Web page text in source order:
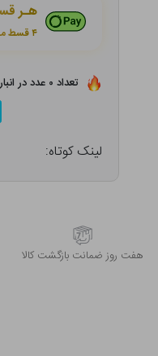
هـر
۴ قسط مــاهـانـه؛ بـدون سـود، چـک و ضـامـن
تعداد ۰ عدد در انبار موجود است
لینک کوتاه:
هفت روز ضمانت بازگشت کالا